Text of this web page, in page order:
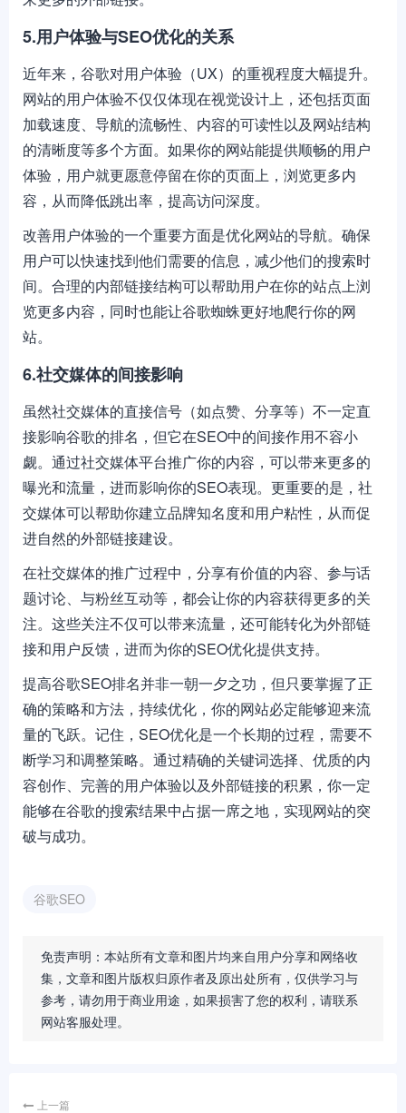
5.用户体验与SEO优化的关系
近年来，谷歌对用户体验（UX）的重视程度大幅提升。
网站的用户体验不仅仅体现在视觉设计上，还包括页面
加载速度、导航的流畅性、内容的可读性以及网站结构
的清晰度等多个方面。如果你的网站能提供顺畅的用户
体验，用户就更愿意停留在你的页面上，浏览更多内
容，从而降低跳出率，提高访问深度。
改善用户体验的一个重要方面是优化网站的导航。确保
用户可以快速找到他们需要的信息，减少他们的搜索时
间。合理的内部链接结构可以帮助用户在你的站点上浏
览更多内容，同时也能让谷歌蜘蛛更好地爬行你的网
站。
6.社交媒体的间接影响
虽然社交媒体的直接信号（如点赞、分享等）不一定直
接影响谷歌的排名，但它在SEO中的间接作用不容小
觑。通过社交媒体平台推广你的内容，可以带来更多的
曝光和流量，进而影响你的SEO表现。更重要的是，社
交媒体可以帮助你建立品牌知名度和用户粘性，从而促
进自然的外部链接建设。
在社交媒体的推广过程中，分享有价值的内容、参与话
题讨论、与粉丝互动等，都会让你的内容获得更多的关
注。这些关注不仅可以带来流量，还可能转化为外部链
接和用户反馈，进而为你的SEO优化提供支持。
提高谷歌SEO排名并非一朝一夕之功，但只要掌握了正
确的策略和方法，持续优化，你的网站必定能够迎来流
量的飞跃。记住，SEO优化是一个长期的过程，需要不
断学习和调整策略。通过精确的关键词选择、优质的内
容创作、完善的用户体验以及外部链接的积累，你一定
能够在谷歌的搜索结果中占据一席之地，实现网站的突
破与成功。
谷歌SEO
免责声明：本站所有文章和图片均来自用户分享和网络收
集，文章和图片版权归原作者及原出处所有，仅供学习与
参考，请勿用于商业用途，如果损害了您的权利，请联系
网站客服处理。
上一篇